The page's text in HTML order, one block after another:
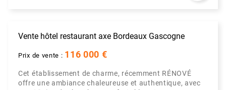
Vente hôtel restaurant axe Bordeaux Gascogne
Prix de vente : 116 000 €
Cet établissement de charme, récemment RÉNOVÉ
offre une ambiance chaleureuse et authentique, avec